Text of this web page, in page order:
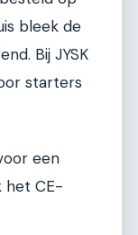
bleek de
Bij JYSK
starters
een
het CE-